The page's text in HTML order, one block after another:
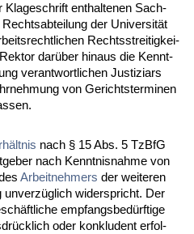
Kla­ge­schrift ent­hal­te­nen Sach­
der Uni­ver­sität
Rechts­strei­tig­kei­
darüber hin­aus die Kennt­
ver­ant­wort­li­chen Jus­ti­zi­ars
von Ge­richts­ter­mi­nen
nach § 15 Abs. 5 Tz­B­fG
nach Kennt­nis­nah­me von
Ar­beit­neh­mers der wei­te­ren
un­verzüglich wi­der­spricht. Der
emp­fangs­bedürf­ti­ge
oder kon­klu­dent er­fol­